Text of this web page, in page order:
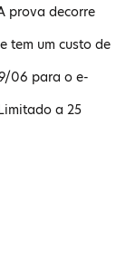
prova decorre
tem um custo de
06 para o e-
a 25